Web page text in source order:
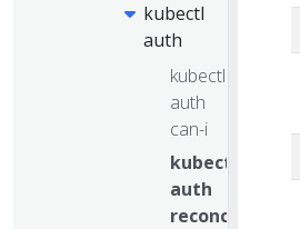
kubectl
auth
kubectl
auth
can-i
kubectl
auth
reconcile